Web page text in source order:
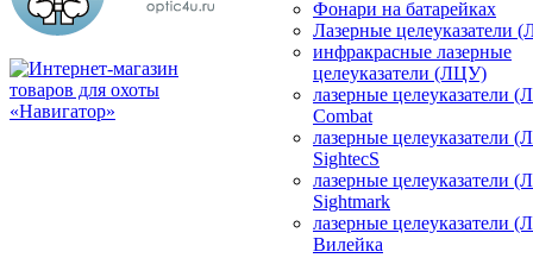
Фонари на батарейках
Лазерные целеуказатели
инфракрасные лазерные
целеуказатели (ЛЦУ)
лазерные целеуказатели
Combat
лазерные целеуказатели
SightecS
лазерные целеуказатели
Sightmark
лазерные целеуказатели
Вилейка